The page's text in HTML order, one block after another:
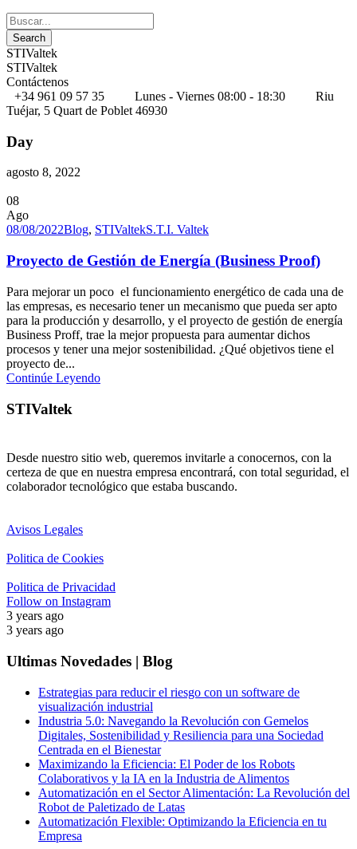
STIValtek
STIValtek
Contáctenos
+34 961 09 57 35
Lunes - Viernes 08:00 - 18:30
Riu
Tuéjar, 5 Quart de Poblet 46930
Day
agosto 8, 2022
08
Ago
08/08/2022Blog, STIValtekS.T.I. Valtek
Proyecto de Gestión de Energía (Business Proof)
Para mejorar un poco el funcionamiento energético de cada una de
las empresas, es necesario tener un mecanismo que pueda ser apto
para la producción y desarrollo, y el proyecto de gestión de energía
Business Proff, trae la mejor propuesta para aumentar dichos
procesos y tener una mejor sostenibilidad. ¿Qué objetivos tiene el
proyecto de...
Continúe Leyendo
STIValtek
Desde nuestro sitio web, queremos invitarle a conocernos, con la
certeza de que en nuestra empresa encontrará, con total seguridad, el
colaborador tecnológico que estaba buscando.
Avisos Legales
Politica de Cookies
Politica de Privacidad
Follow on Instagram
3 years ago
3 years ago
Ultimas Novedades | Blog
Estrategias para reducir el riesgo con un software de
visualización industrial
Industria 5.0: Navegando la Revolución con Gemelos
Digitales, Sostenibilidad y Resiliencia para una Sociedad
Centrada en el Bienestar
Maximizando la Eficiencia: El Poder de los Robots
Colaborativos y la IA en la Industria de Alimentos
Automatización en el Sector Alimentación: La Revolución del
Robot de Paletizado de Latas
Automatización Flexible: Optimizando la Eficiencia en tu
Empresa